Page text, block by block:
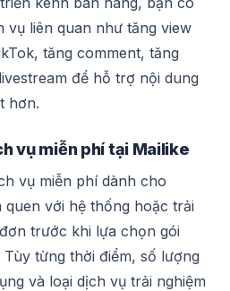
vụ liên quan như tăng view
tăng comment, tăng
để hỗ trợ nội dung
hơn.
vụ miễn phí tại Mailike
vụ miễn phí dành cho
quen với hệ thống hoặc trải
trước khi lựa chọn gói
từng thời điểm, số lượng
và loại dịch vụ trải nghiệm